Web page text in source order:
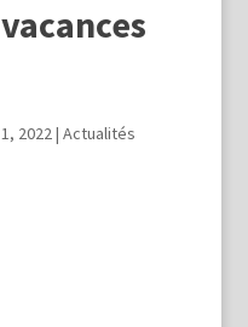
2022| Actualités